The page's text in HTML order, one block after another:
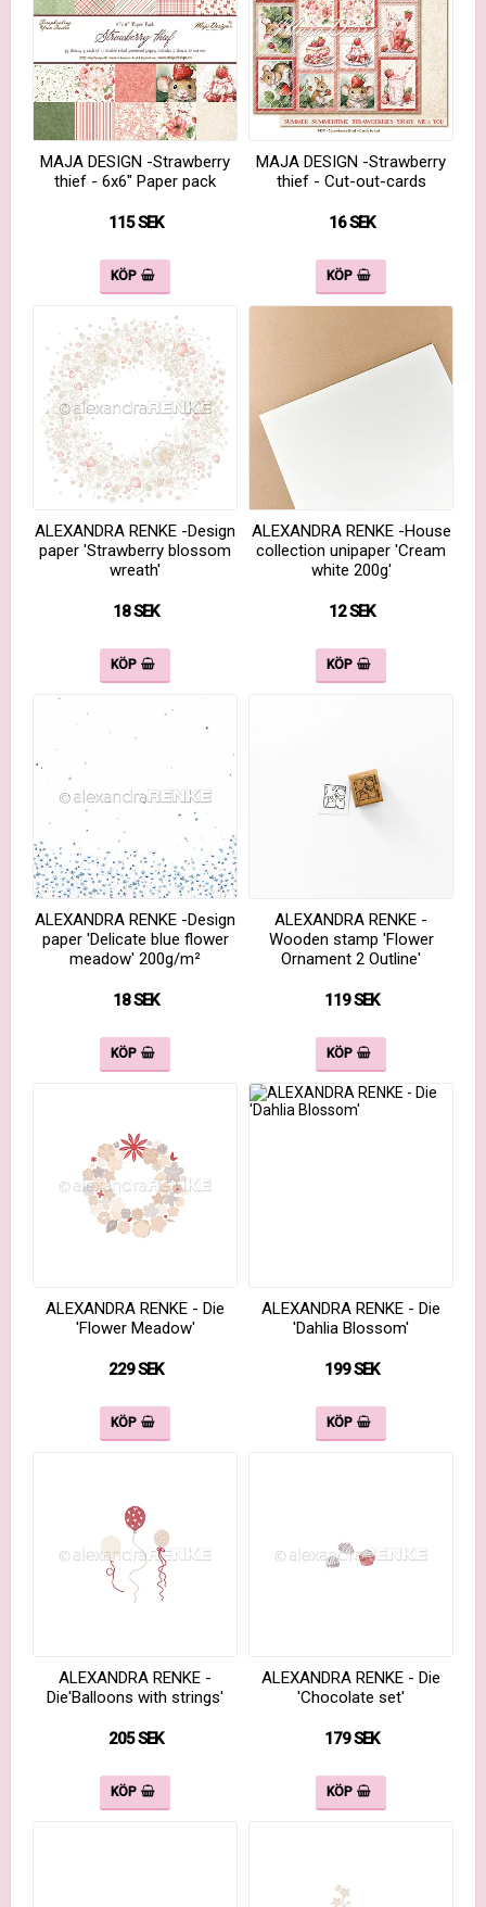
MAJA DESIGN -Strawberry
thief - 6x6" Paper pack
115 SEK
KÖP
MAJA DESIGN -Strawberry
thief - Cut-out-cards
16 SEK
KÖP
ALEXANDRA RENKE -Design
paper 'Strawberry blossom
wreath'
18 SEK
KÖP
ALEXANDRA RENKE -House
collection unipaper 'Cream
white 200g'
12 SEK
KÖP
ALEXANDRA RENKE -Design
paper 'Delicate blue flower
meadow' 200g/m²
18 SEK
KÖP
ALEXANDRA RENKE -
Wooden stamp 'Flower
Ornament 2 Outline'
119 SEK
KÖP
ALEXANDRA RENKE - Die
'Flower Meadow'
229 SEK
KÖP
ALEXANDRA RENKE - Die
'Dahlia Blossom'
199 SEK
KÖP
ALEXANDRA RENKE -
Die'Balloons with strings'
205 SEK
KÖP
ALEXANDRA RENKE - Die
'Chocolate set'
179 SEK
KÖP